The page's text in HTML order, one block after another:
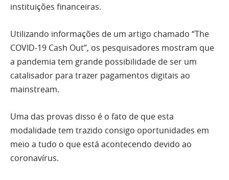
instituições financeiras.
Utilizando informações de um artigo chamado “The
COVID-19 Cash Out”, os pesquisadores mostram que
a pandemia tem grande possibilidade de ser um
catalisador para trazer pagamentos digitais ao
mainstream.
Uma das provas disso é o fato de que esta
modalidade tem trazido consigo oportunidades em
meio a tudo o que está acontecendo devido ao
coronavírus.